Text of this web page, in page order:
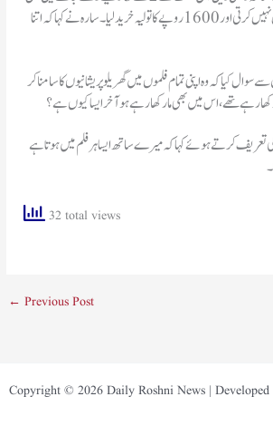
کے باوجود ماں اپنا دماغ استعمال نہیں کرتی اور 1600 روپے کا تولیہ خرید لیا۔ سارہ نے کہا کہ اتنا
کیا کہ وہ اپنی تمام فلموں میں گھریلو پریشانیوں کا سامنا کر
کھا رہے تھے، اس میں بھی مار کھا رہے ہو آخر ایسا کیوں ہے؟
تعریف کرتے ہوئے کہا کہ میرے ساتھ ایسا ہر فلم میں ہوتا ہے
32 total views
← Previous Post
Copyright © 2026 Daily Roshni News | Developed